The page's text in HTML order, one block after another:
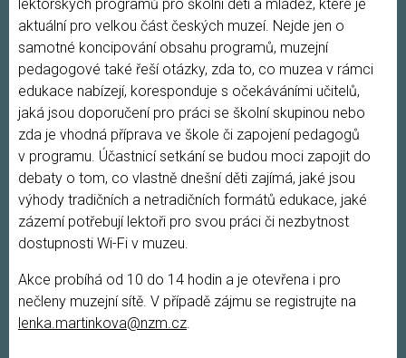
lektorských programů pro školní děti a mládež, které je
aktuální pro velkou část českých muzeí. Nejde jen o
samotné koncipování obsahu programů, muzejní
pedagogové také řeší otázky, zda to, co muzea v rámci
edukace nabízejí, koresponduje s očekáváními učitelů,
jaká jsou doporučení pro práci se školní skupinou nebo
zda je vhodná příprava ve škole či zapojení pedagogů
v programu. Účastnicí setkání se budou moci zapojit do
debaty o tom, co vlastně dnešní děti zajímá, jaké jsou
výhody tradičních a netradičních formátů edukace, jaké
zázemí potřebují lektoři pro svou práci či nezbytnost
dostupnosti Wi-Fi v muzeu.
Akce probíhá od 10 do 14 hodin a je otevřena i pro
nečleny muzejní sítě. V případě zájmu se registrujte na
lenka.martinkova@nzm.cz.